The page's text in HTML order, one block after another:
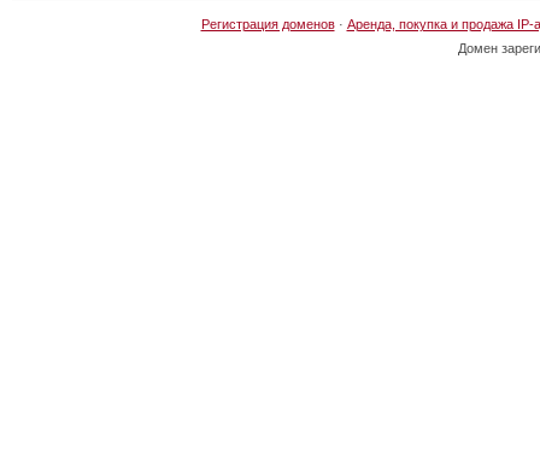
Регистрация доменов· Аренда, покупка и продажа IP-
Домен